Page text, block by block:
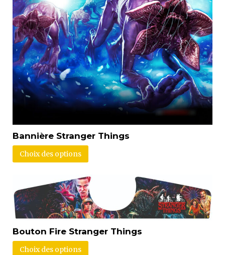
Bannière Stranger Things
Choix des options
Bouton Fire Stranger Things
Choix des options